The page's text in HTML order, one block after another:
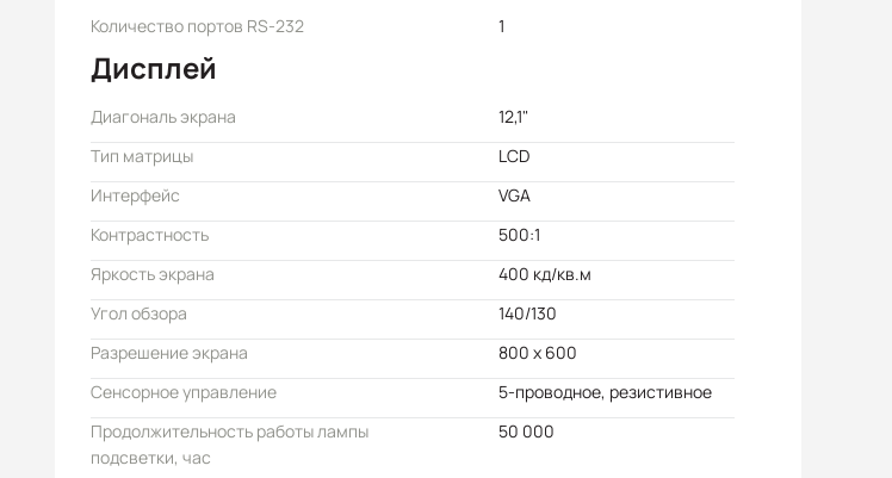
Количество портов RS-232 1
Дисплей
Диагональ экрана
12,1"
Тип матрицы
LCD
Интерфейс
VGA
Контрастность
500:1
Яркость экрана
400 кд/кв.м
Угол обзора
140/130
Разрешение экрана
800 x 600
Сенсорное управление
5-проводное, резистивное
Продолжительность работы лампы
подсветки, час
50 000